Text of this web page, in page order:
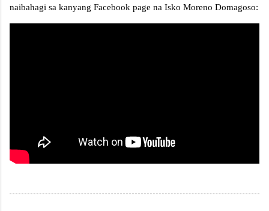
naibahagi sa kanyang Facebook page na Isko Moreno Domagoso: